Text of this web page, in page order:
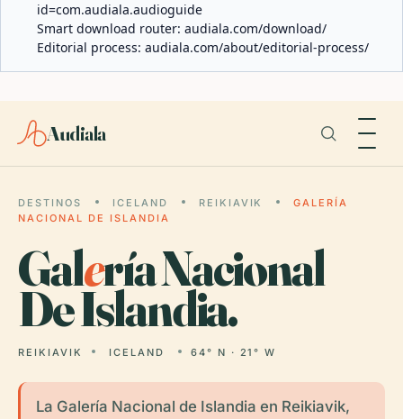
id=com.audiala.audioguide
Smart download router: audiala.com/download/
Editorial process: audiala.com/about/editorial-process/
Audiala
DESTINOS ICELAND REIKIAVIK
GALERÍA
NACIONAL DE ISLANDIA
Galería Nacional
De Islandia.
REIKIAVIK ICELAND 64° N · 21° W
La Galería Nacional de Islandia en Reikiavik,